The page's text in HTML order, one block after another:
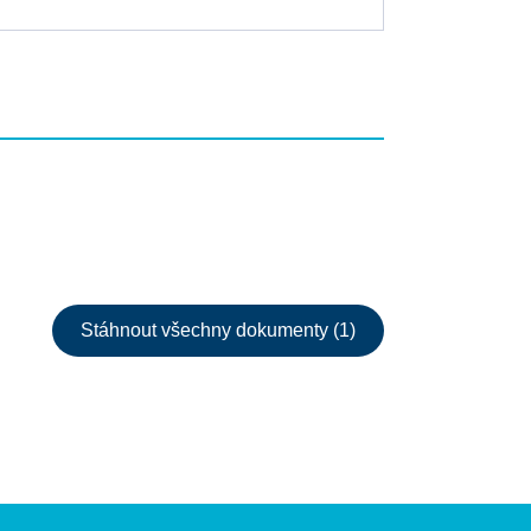
Stáhnout všechny dokumenty (1)